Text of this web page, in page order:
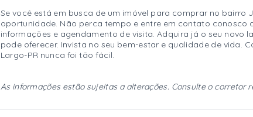
Se você está em busca de um imóvel para comprar no bairro
oportunidade. Não perca tempo e entre em contato conosco
informações e agendamento de visita. Adquira já o seu
pode oferecer. Invista no seu bem-estar e qualidade de
Largo-PR nunca foi tão fácil.
As informações estão sujeitas a alterações. Consulte o corretor